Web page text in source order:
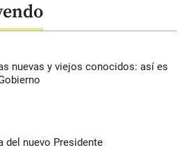
nuevas y viejos conocidos: así es
del nuevo Presidente